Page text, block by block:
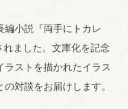
編小説『両手にトカレ
れました。文庫化を記念
ラストを描かれたイラス
対談をお届けします。